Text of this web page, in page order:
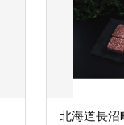
北海道長沼